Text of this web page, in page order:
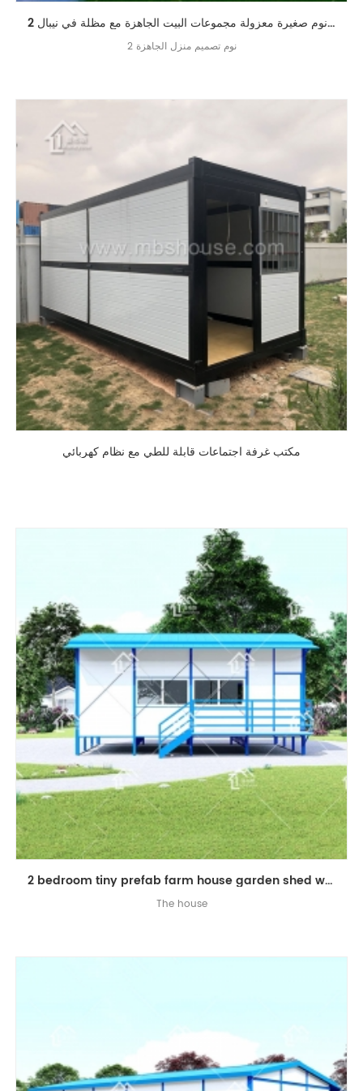
2 غرفة نوم صغيرة معزولة مجموعات البيت الجاهزة مع مظلة في نيبال
2 نوم تصميم منزل الجاهزة
مكتب غرفة اجتماعات قابلة للطي مع نظام كهربائي
2 bedroom tiny prefab farm house garden shed with steel decking
The house